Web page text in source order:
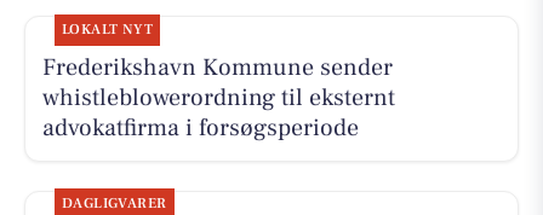
LOKALT NYT
Frederikshavn Kommune sender
whistleblowerordning til eksternt
advokatfirma i forsøgsperiode
DAGLIGVARER